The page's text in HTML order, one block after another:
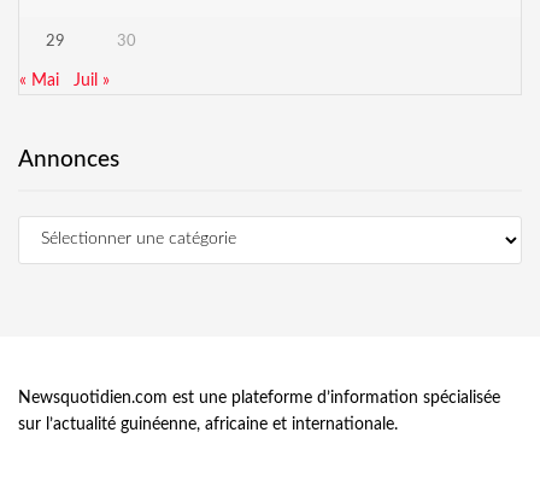
29 30
« Mai Juil »
Annonces
Newsquotidien.com est une plateforme d’information spécialisée
sur l’actualité guinéenne, africaine et internationale.